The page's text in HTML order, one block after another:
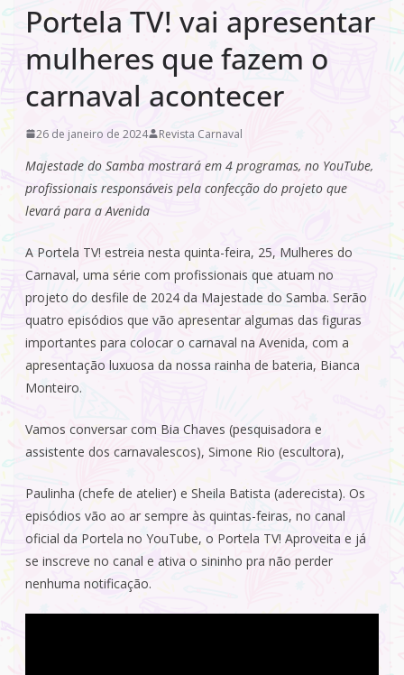
Portela TV! vai apresentar
mulheres que fazem o
carnaval acontecer
26 de janeiro de 2024 Revista Carnaval
Majestade do Samba mostrará em 4 programas, no YouTube,
profissionais responsáveis pela confecção do projeto que
levará para a Avenida
A Portela TV! estreia nesta quinta-feira, 25, Mulheres do
Carnaval, uma série com profissionais que atuam no
projeto do desfile de 2024 da Majestade do Samba. Serão
quatro episódios que vão apresentar algumas das figuras
importantes para colocar o carnaval na Avenida, com a
apresentação luxuosa da nossa rainha de bateria, Bianca
Monteiro.
Vamos conversar com Bia Chaves (pesquisadora e
assistente dos carnavalescos), Simone Rio (escultora),
Paulinha (chefe de atelier) e Sheila Batista (aderecista). Os
episódios vão ao ar sempre às quintas-feiras, no canal
oficial da Portela no YouTube, o Portela TV! Aproveita e já
se inscreve no canal e ativa o sininho pra não perder
nenhuma notificação.